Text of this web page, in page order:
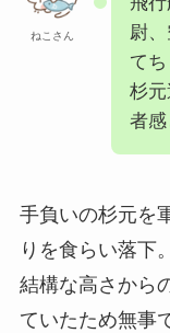
ねこさん
尉
てち
杉
者
手負いの杉元を
りを食らい落下。
結構な高さから
ていたため無事